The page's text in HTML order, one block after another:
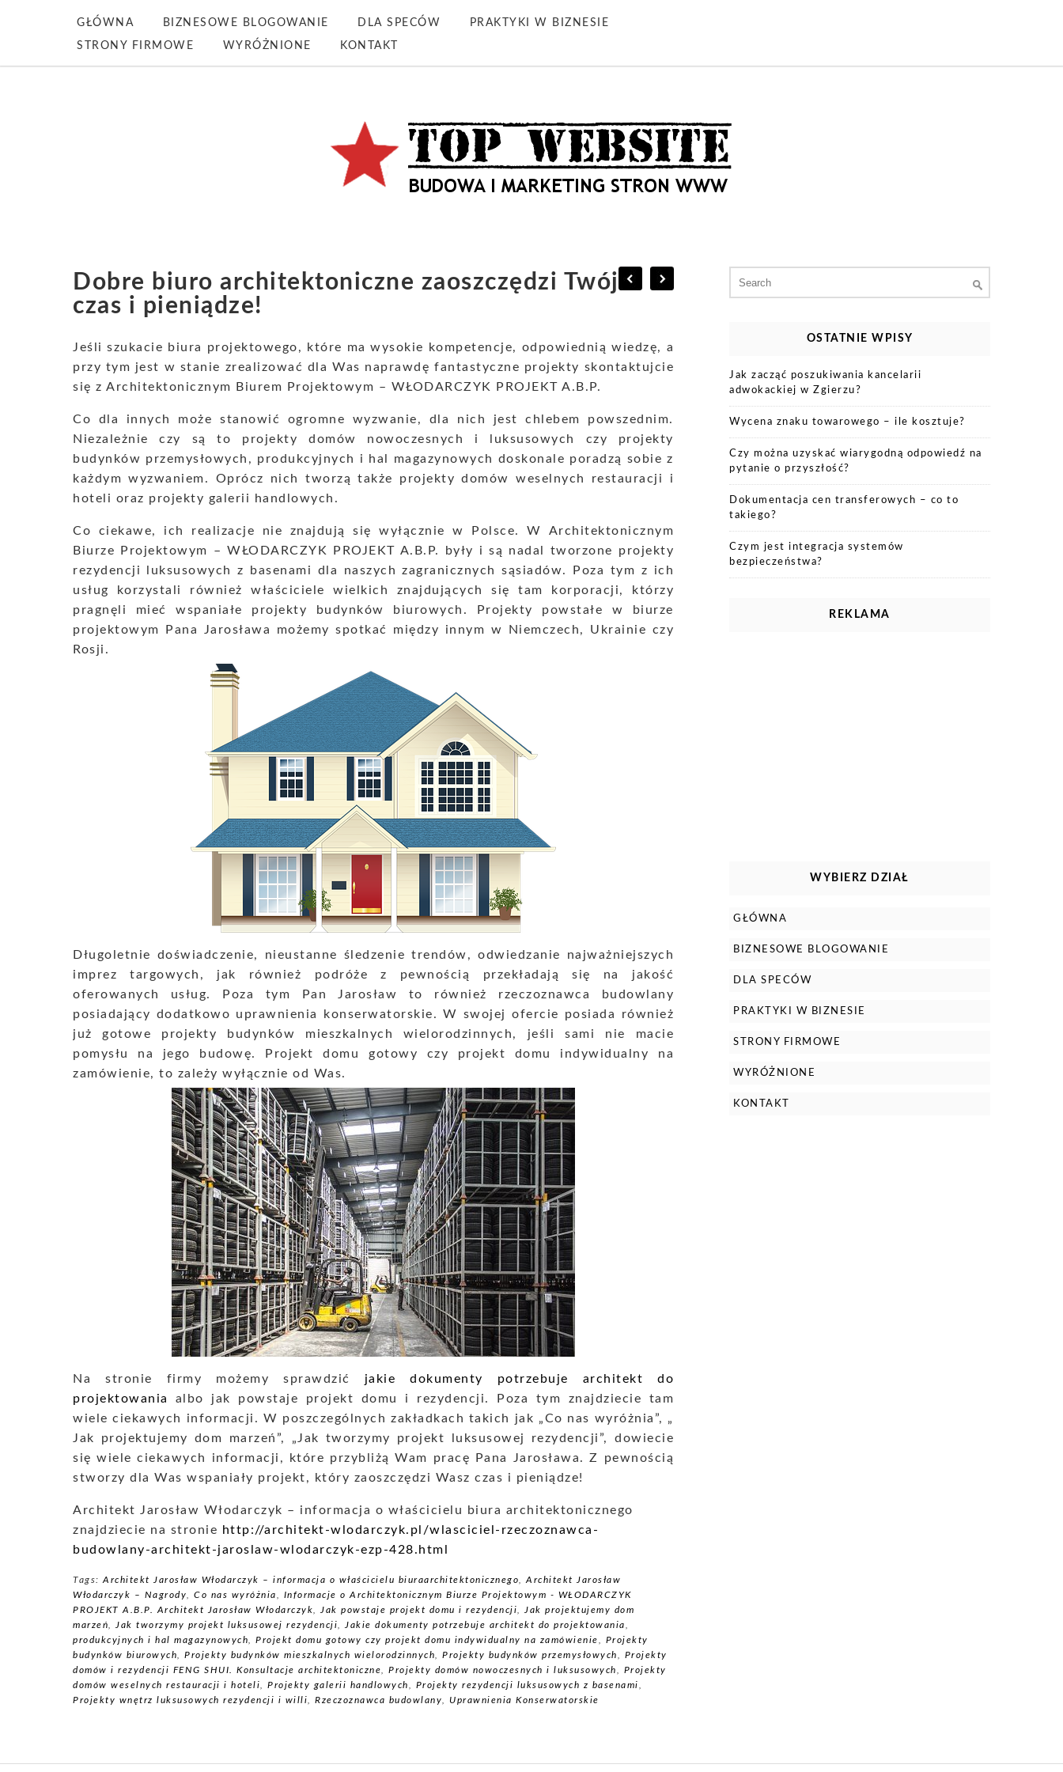
GŁÓWNA BIZNESOWE BLOGOWANIE DLA SPECÓW PRAKTYKI W BIZNESIE
STRONY FIRMOWE WYRÓŻNIONE KONTAKT
Dobre biuro architektoniczne zaoszczędzi Twój
czas i pieniądze!
Jeśli szukacie biura projektowego, które ma wysokie kompetencje, odpowiednią wiedzę, a
przy tym jest w stanie zrealizować dla Was naprawdę fantastyczne projekty skontaktujcie
się z Architektonicznym Biurem Projektowym – WŁODARCZYK PROJEKT A.B.P.
Co dla innych może stanowić ogromne wyzwanie, dla nich jest chlebem powszednim.
Niezależnie czy są to projekty domów nowoczesnych i luksusowych czy projekty
budynków przemysłowych, produkcyjnych i hal magazynowych doskonale poradzą sobie z
każdym wyzwaniem. Oprócz nich tworzą także projekty domów weselnych restauracji i
hoteli oraz projekty galerii handlowych.
Co ciekawe, ich realizacje nie znajdują się wyłącznie w Polsce. W Architektonicznym
Biurze Projektowym – WŁODARCZYK PROJEKT A.B.P. były i są nadal tworzone projekty
rezydencji luksusowych z basenami dla naszych zagranicznych sąsiadów. Poza tym z ich
usług korzystali również właściciele wielkich znajdujących się tam korporacji, którzy
pragnęli mieć wspaniałe projekty budynków biurowych. Projekty powstałe w biurze
projektowym Pana Jarosława możemy spotkać między innym w Niemczech, Ukrainie czy
Rosji.
Długoletnie doświadczenie, nieustanne śledzenie trendów, odwiedzanie najważniejszych
imprez targowych, jak również podróże z pewnością przekładają się na jakość
oferowanych usług. Poza tym Pan Jarosław to również rzeczoznawca budowlany
posiadający dodatkowo uprawnienia konserwatorskie. W swojej ofercie posiada również
już gotowe projekty budynków mieszkalnych wielorodzinnych, jeśli sami nie macie
pomysłu na jego budowę. Projekt domu gotowy czy projekt domu indywidualny na
zamówienie, to zależy wyłącznie od Was.
Na stronie firmy możemy sprawdzić jakie dokumenty potrzebuje architekt do
projektowania
albo jak powstaje projekt domu i rezydencji. Poza tym znajdziecie tam
wiele ciekawych informacji. W poszczególnych zakładkach takich jak „Co nas wyróżnia”, „
Jak projektujemy dom marzeń”, „Jak tworzymy projekt luksusowej rezydencji”, dowiecie
się wiele ciekawych informacji, które przybliżą Wam pracę Pana Jarosława. Z pewnością
stworzy dla Was wspaniały projekt, który zaoszczędzi Wasz czas i pieniądze!
Architekt Jarosław Włodarczyk – informacja o właścicielu biura architektonicznego
znajdziecie na stronie http://architekt-wlodarczyk.pl/wlasciciel-rzeczoznawca-
budowlany-architekt-jaroslaw-wlodarczyk-ezp-428.html
Tags: Architekt Jarosław Włodarczyk – informacja o właścicielu biuraarchitektonicznego
Architekt Jarosław
Włodarczyk – Nagrody
Co nas wyróżnia
Informacje o Architektonicznym Biurze Projektowym - WŁODARCZYK
PROJEKT A.B.P. Architekt Jarosław Włodarczyk
Jak powstaje projekt domu i rezydencji
Jak projektujemy dom
marzeń
Jak tworzymy projekt luksusowej rezydencji Jakie dokumenty potrzebuje architekt do projektowania
produkcyjnych i hal magazynowych
Projekt domu gotowy czy projekt domu indywidualny na zamówienie
Projekty
budynków biurowych
Projekty budynków mieszkalnych wielorodzinnych Projekty budynków przemysłowych
Projekty
domów i rezydencji FENG SHUI. Konsultacje architektoniczne
Projekty domów nowoczesnych i luksusowych
Projekty
domów weselnych restauracji i hoteli
Projekty galerii handlowych Projekty rezydencji luksusowych z basenami
Projekty wnętrz luksusowych rezydencji i willi
Rzeczoznawca budowlany Uprawnienia Konserwatorskie
for:
OSTATNIE WPISY
Jak zacząć poszukiwania kancelarii
adwokackiej w Zgierzu?
Wycena znaku towarowego – ile kosztuje?
Czy można uzyskać wiarygodną odpowiedź na
pytanie o przyszłość?
Dokumentacja cen transferowych – co to
takiego?
Czym jest integracja systemów
bezpieczeństwa?
REKLAMA
WYBIERZ DZIAŁ
GŁÓWNA
BIZNESOWE BLOGOWANIE
DLA SPECÓW
PRAKTYKI W BIZNESIE
STRONY FIRMOWE
WYRÓŻNIONE
KONTAKT